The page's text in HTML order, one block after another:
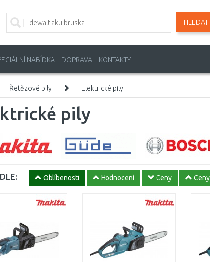
HLEDAT
NABÍDKA DOPRAVA KONTAKTY
Řetězové pily Elektrické pily
pily
Oblíbenosti Hodnocení Ceny Ceny